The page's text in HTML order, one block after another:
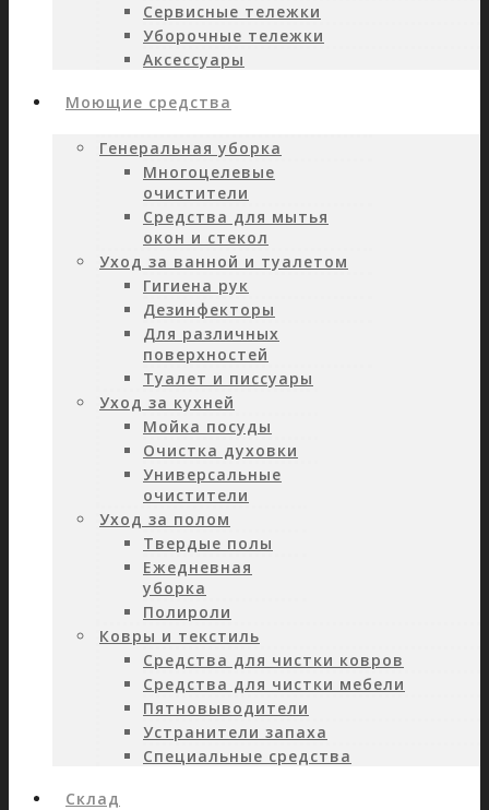
Сервисные тележки
Уборочные тележки
Аксессуары
Моющие средства
Генеральная уборка
Многоцелевые
очистители
Средства для мытья
окон и стекол
Уход за ванной и туалетом
Гигиена рук
Дезинфекторы
Для различных
поверхностей
Туалет и писсуары
Уход за кухней
Мойка посуды
Очистка духовки
Универсальные
очистители
Уход за полом
Твердые полы
Ежедневная
уборка
Полироли
Ковры и текстиль
Средства для чистки ковров
Средства для чистки мебели
Пятновыводители
Устранители запаха
Специальные средства
Склад